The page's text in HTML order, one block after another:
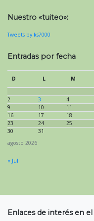
Nuestro «tuiteo»:
Tweets by ks7000
Entradas por fecha
agosto 2026
D L M
2
3 4
9
10 11
16
17 18
23
24 25
30
31
« Jul
Enlaces de interés en